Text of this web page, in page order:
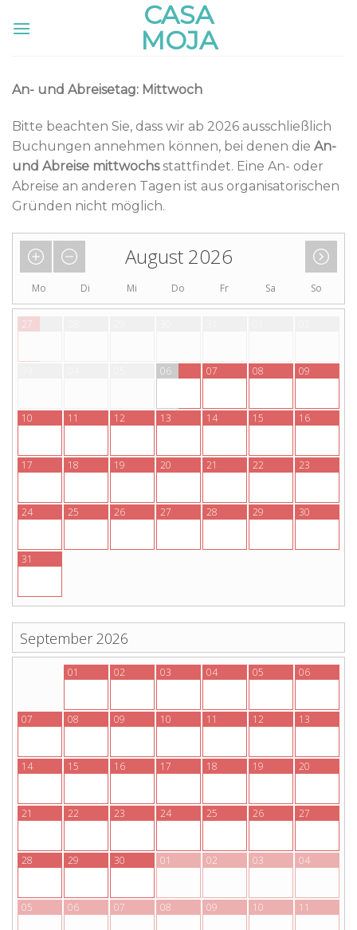
CASA
MOJA
An- und Abreisetag: Mittwoch
Bitte beachten Sie, dass wir ab 2026 ausschließlich
Buchungen annehmen können, bei denen die An-
und Abreise mittwochsstattfindet. Eine An- oder
Abreise an anderen Tagen ist aus organisatorischen
Gründen nicht möglich.
August 2026
Mo Di Mi Do Fr Sa So
27
06 07 08 09
10 11 12 13 14 15 16
17 18 19 20 21 22 23
24 25 26 27 28 29 30
31
September 2026
01 02 03 04 05 06
07 08 09 10 11 12 13
14 15 16 17 18 19 20
21 22 23 24 25 26 27
28 29 30 01 02 03 04
05 06 07 08 09 10 11